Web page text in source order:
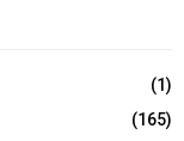
(1)
(165)